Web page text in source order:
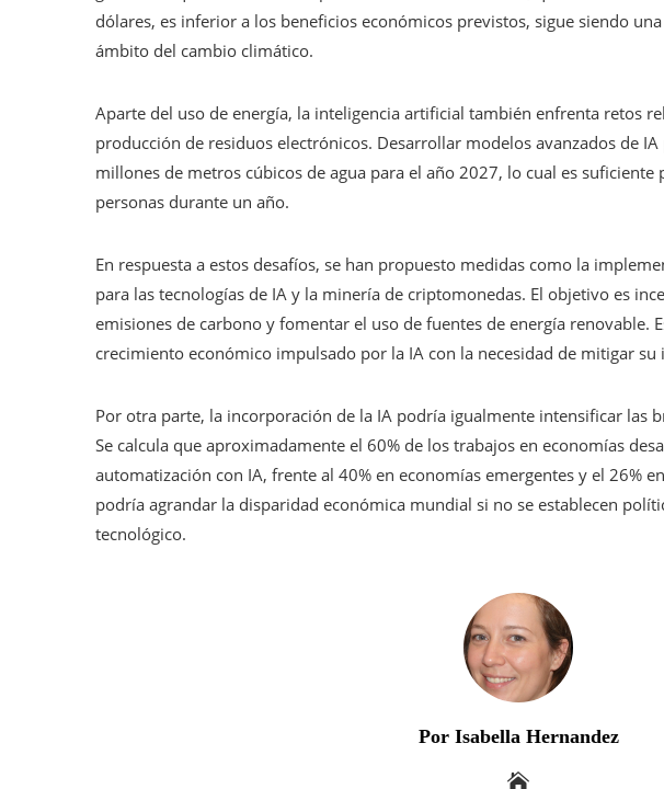
dólares, es inferior a los beneficios económicos previstos, sigue siendo
ámbito del cambio climático.
Aparte del uso de energía, la inteligencia artificial también enfrenta retos
producción de residuos electrónicos. Desarrollar modelos avanzados de
millones de metros cúbicos de agua para el año 2027, lo cual es
personas durante un año.
En respuesta a estos desafíos, se han propuesto medidas como la
para las tecnologías de IA y la minería de criptomonedas. El objetivo es
emisiones de carbono y fomentar el uso de fuentes de energía renovable.
crecimiento económico impulsado por la IA con la necesidad de mitigar
Por otra parte, la incorporación de la IA podría igualmente intensificar las
Se calcula que aproximadamente el 60% de los trabajos en economías
automatización con IA, frente al 40% en economías emergentes y el 26%
podría agrandar la disparidad económica mundial si no se establecen
tecnológico.
Por Isabella Hernandez